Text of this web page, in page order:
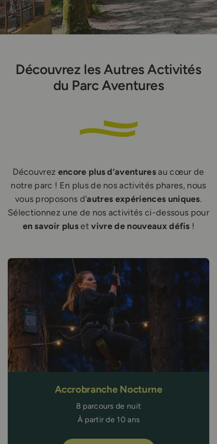
Découvrez les Autres Activités
du Parc Aventures
Découvrez encore plus d’aventuresau cœur de
notre parc ! En plus de nos activités phares, nous
vous proposons d’autres expériences uniques.
Sélectionnez une de nos activités ci-dessous pour
en savoir plusetvivre de nouveaux défis !
Accrobranche Nocturne
8 parcours de nuit
À partir de 10 ans